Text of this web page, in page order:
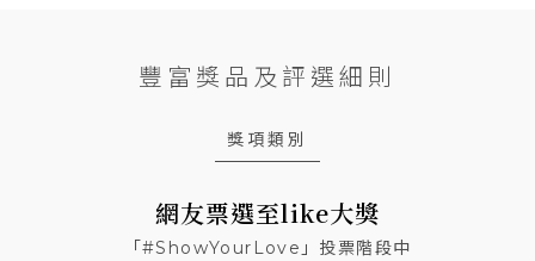
豐富獎品及評選細則
獎項類別
網友票選至like大獎
「#ShowYourLove」投票階段中